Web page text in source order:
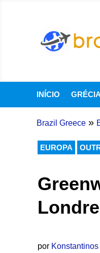
INÍCIO GRÉCIA
Brazil Greece »
EUROPA
por Konstantinos